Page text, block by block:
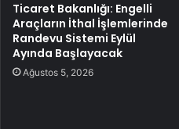
Ticaret Bakanlığı: Engelli
Araçların İthal İşlemlerinde
Randevu Sistemi Eylül
Ayında Başlayacak
Ağustos 5, 2026